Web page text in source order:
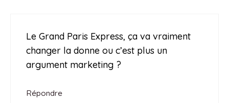
Le Grand Paris Express, ça va vraiment
changer la donne ou c’est plus un
argument marketing ?
Répondre